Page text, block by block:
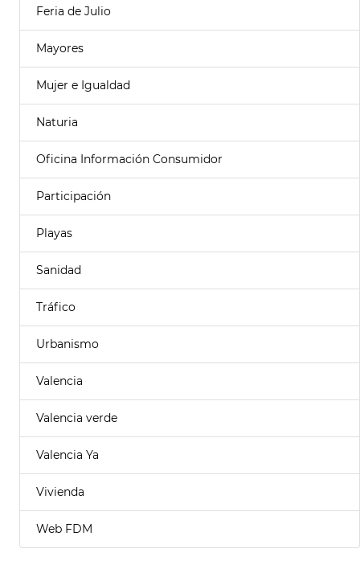
Feria de Julio
Mayores
Mujer e Igualdad
Naturia
Oficina Información Consumidor
Participación
Playas
Sanidad
Tráfico
Urbanismo
Valencia
Valencia verde
Valencia Ya
Vivienda
Web FDM